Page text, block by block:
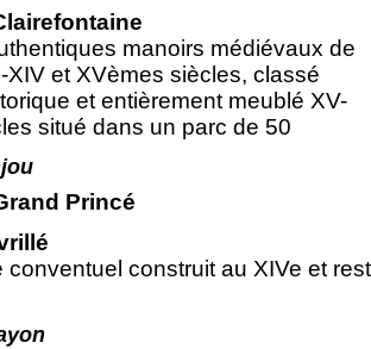
manoirs médiévaux de
XIV et XVèmes siècles, classé
et entièrement meublé XV-
situé dans un parc de 50
Princé
conventuel construit au XIVe et